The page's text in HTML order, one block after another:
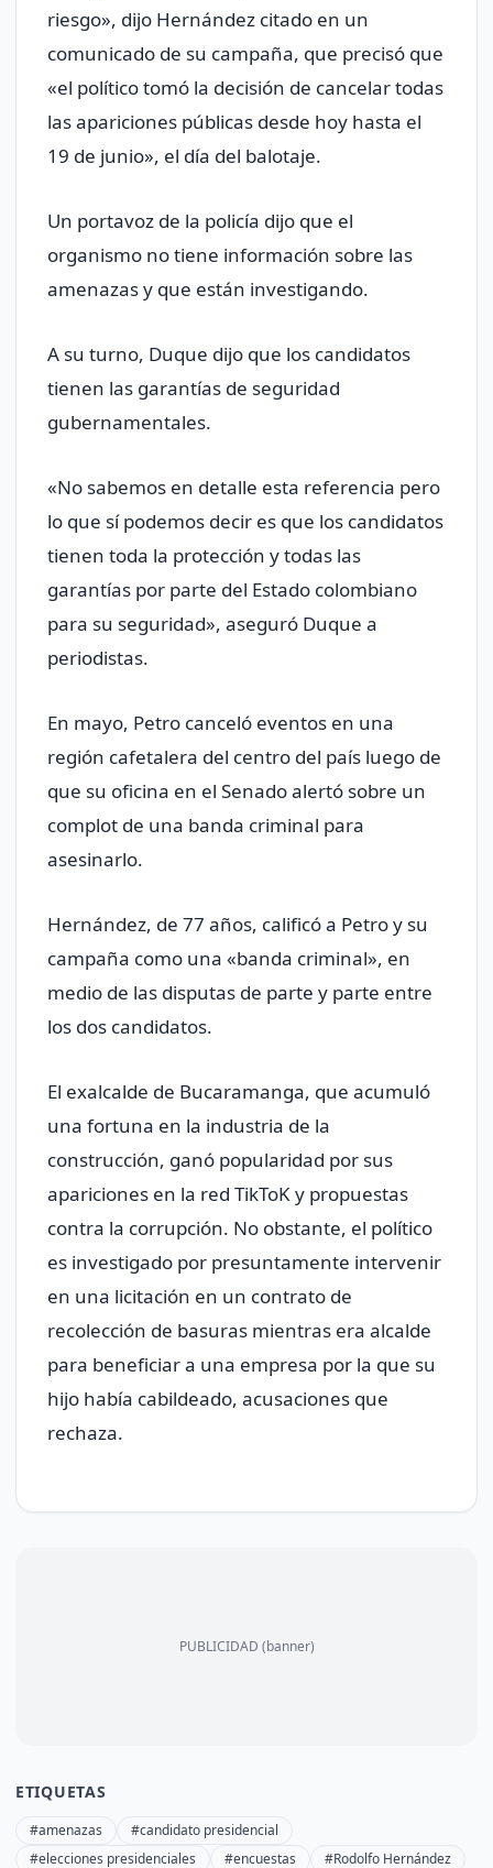
riesgo», dijo Hernández citado en un
comunicado de su campaña, que precisó que
«el político tomó la decisión de cancelar todas
las apariciones públicas desde hoy hasta el
19 de junio», el día del balotaje.
Un portavoz de la policía dijo que el
organismo no tiene información sobre las
amenazas y que están investigando.
A su turno, Duque dijo que los candidatos
tienen las garantías de seguridad
gubernamentales.
«No sabemos en detalle esta referencia pero
lo que sí podemos decir es que los candidatos
tienen toda la protección y todas las
garantías por parte del Estado colombiano
para su seguridad», aseguró Duque a
periodistas.
En mayo, Petro canceló eventos en una
región cafetalera del centro del país luego de
que su oficina en el Senado alertó sobre un
complot de una banda criminal para
asesinarlo.
Hernández, de 77 años, calificó a Petro y su
campaña como una «banda criminal», en
medio de las disputas de parte y parte entre
los dos candidatos.
El exalcalde de Bucaramanga, que acumuló
una fortuna en la industria de la
construcción, ganó popularidad por sus
apariciones en la red TikToK y propuestas
contra la corrupción. No obstante, el político
es investigado por presuntamente intervenir
en una licitación en un contrato de
recolección de basuras mientras era alcalde
para beneficiar a una empresa por la que su
hijo había cabildeado, acusaciones que
rechaza.
PUBLICIDAD (banner)
ETIQUETAS
#amenazas
#candidato presidencial
#elecciones presidenciales
#encuestas #Rodolfo Hernández